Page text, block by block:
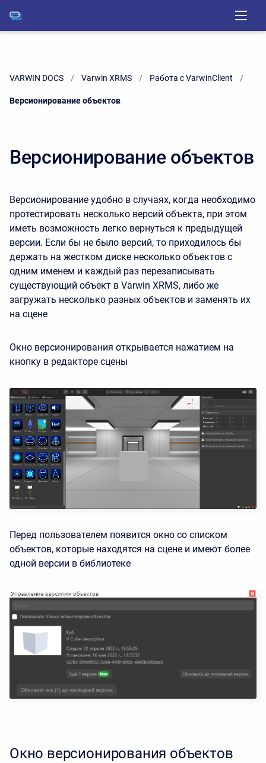
VARWIN DOCS Varwin XRMS Работа с VarwinClient
Current:
Версионирование объектов
Версионирование объектов
Версионирование удобно в случаях, когда необходимо
протестировать несколько версий объекта, при этом
иметь возможность легко вернуться к предыдущей
версии. Если бы не было версий, то приходилось бы
держать на жестком диске несколько объектов с
одним именем и каждый раз перезаписывать
существующий объект в Varwin XRMS, либо же
загружать несколько разных объектов и заменять их
на сцене
Окно версионирования открывается нажатием на
кнопку в редакторе сцены
Перед пользователем появится окно со списком
объектов, которые находятся на сцене и имеют более
одной версии в библиотеке
Окно версионирования объектов